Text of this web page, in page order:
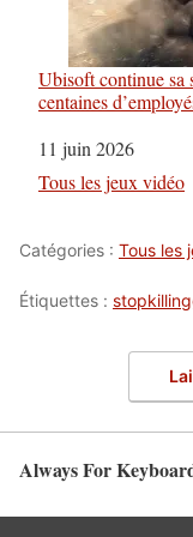
Ubisoft continue sa
centaines
Date
11 juin 2026
Par rapport à
Tous les jeux vidéo
Catégories : Tous les
Étiquettes :
Always For